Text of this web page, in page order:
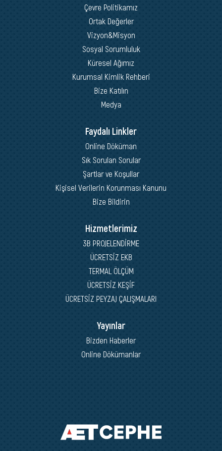
Çevre Politikamız
Ortak Değerler
Vizyon&Misyon
Sosyal Sorumluluk
Küresel Ağımız
Kurumsal Kimlik Rehberi
Bize Katılın
Medya
Faydalı Linkler
Online Döküman
Sık Sorulan Sorular
Şartlar ve Koşullar
Kişisel Verilerin Korunması Kanunu
Bize Bildirin
Hizmetlerimiz
3B PROJELENDİRME
ÜCRETSİZ EKB
TERMAL ÖLÇÜM
ÜCRETSİZ KEŞİF
ÜCRETSİZ PEYZAJ ÇALIŞMALARI
Yayınlar
Bizden Haberler
Online Dökümanlar